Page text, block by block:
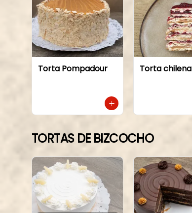
Torta Pompadour Torta chilena
TORTAS DE BIZCOCHO